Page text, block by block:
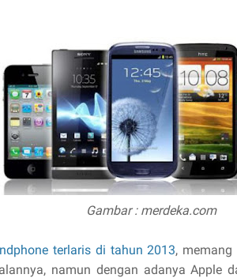
Gambar : merdeka.com
terlaris di tahun 2013,
namun dengan adanya Apple